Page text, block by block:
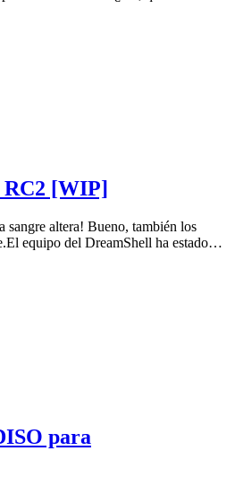
RC2 [WIP]
sangre altera! Bueno, también los
equipo del DreamShell ha estado…
para